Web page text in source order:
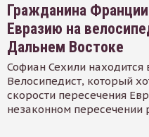
Гражданина
Евразию на
Дальнем Востоке
Софиан Сехили находится
Велосипедист, который
скорости пересечения
незаконном пересечении